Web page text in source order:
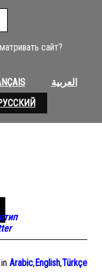
сайт?
العربية
Arabic,English,Türkçe